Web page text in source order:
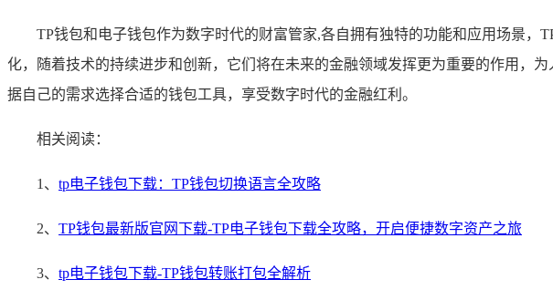
TP钱包和电子钱包作为数字时代的财富管家,各自拥有独特的功能和应用场景
化，随着技术的持续进步和创新，它们将在未来的金融领域发挥更为重要的作用，
据自己的需求选择合适的钱包工具，享受数字时代的金融红利。
相关阅读：
1、 tp电子钱包下载：TP钱包切换语言全攻略
2、 TP钱包最新版官网下载-TP电子钱包下载全攻略，开启便捷数字资产之旅
3、 tp电子钱包下载-TP钱包转账打包全解析